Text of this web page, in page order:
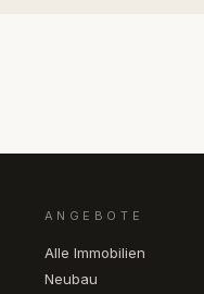
ANGEBOTE
Alle Immobilien
Neubau